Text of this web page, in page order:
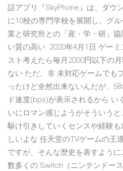
話アプリ『SkyPhone』は、ダウ
に10校の専門学校を展開し、グ
業と研究所との「産・学・研」
い質の高い 2020年4月1日 ゲー
スト考えたら毎月2000円以下の
ない ただ、非 未対応ゲームでも
ったけど全然出来ないんだが…
ド速度(bps)が表示されるから い
いにロマン感じようがそういう
駆け引きしていくセンスや経験
しいよな 任天堂のTVゲームの王
ですが、そんな歴史を表すよう
数多くの Switch（ニンテンドー